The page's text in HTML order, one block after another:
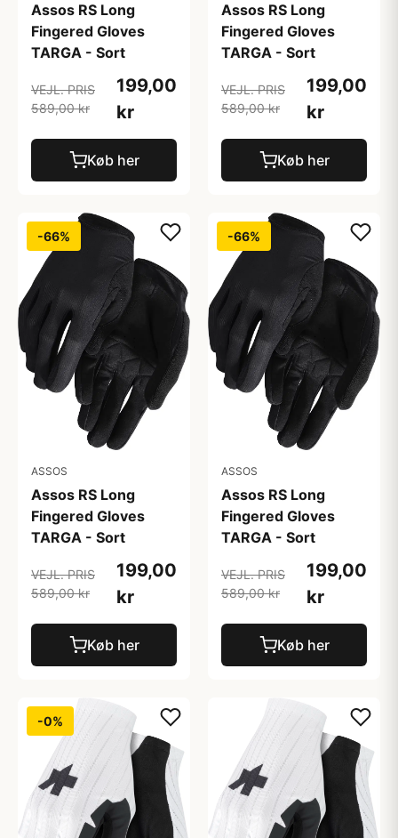
Assos RS Long
Fingered Gloves
TARGA - Sort
VEJL. PRIS
589,00 kr
199,00
kr
Køb her
Assos RS Long
Fingered Gloves
TARGA - Sort
VEJL. PRIS
589,00 kr
199,00
kr
Køb her
-66%
ASSOS
Assos RS Long
Fingered Gloves
TARGA - Sort
VEJL. PRIS
589,00 kr
199,00
kr
Køb her
-66%
ASSOS
Assos RS Long
Fingered Gloves
TARGA - Sort
VEJL. PRIS
589,00 kr
199,00
kr
Køb her
-0%